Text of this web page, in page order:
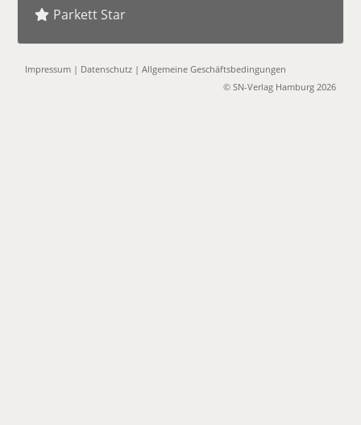
Parkett Star
Impressum | Datenschutz |Allgemeine Geschäftsbedingungen
© SN-Verlag Hamburg 2026